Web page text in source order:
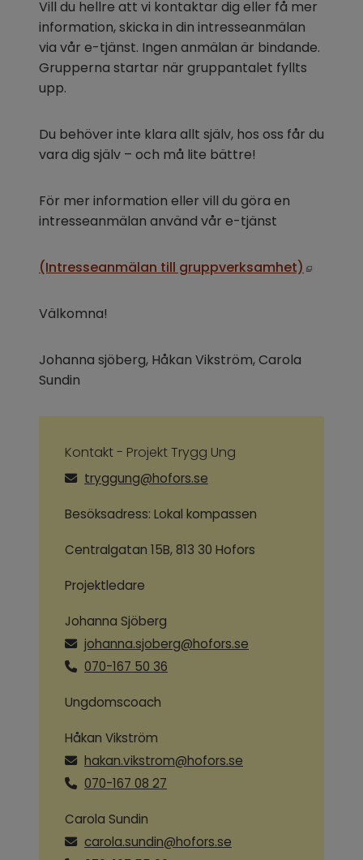
Vill du hellre att vi kontaktar dig eller få mer
information, skicka in din intresseanmälan
via vår e-tjänst. Ingen anmälan är bindande.
Grupperna startar när gruppantalet fyllts
upp.
Du behöver inte klara allt själv, hos oss får du
vara dig själv – och må lite bättre!
För mer information eller vill du göra en
intresseanmälan använd vår e-tjänst
(Intresseanmälan till gruppverksamhet)
Välkomna!
Johanna sjöberg, Håkan Vikström, Carola
Sundin
Kontakt - Projekt Trygg Ung
tryggung@hofors.se
Besöksadress: Lokal kompassen
Centralgatan 15B, 813 30 Hofors
Projektledare
Johanna Sjöberg
johanna.sjoberg@hofors.se
070-167 50 36
Ungdomscoach
Håkan Vikström
hakan.vikstrom@hofors.se
070-167 08 27
Carola Sundin
carola.sundin@hofors.se